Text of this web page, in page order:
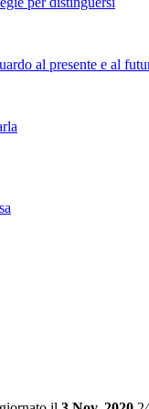
al presente e al